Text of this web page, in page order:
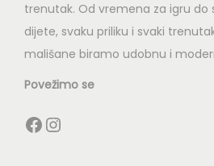
trenutak. Od vremena za igru do
dijete, svaku priliku i svaki
mališane biramo udobnu i
Povežimo se